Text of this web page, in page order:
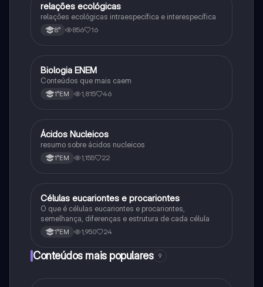
Biologia
relações ecológicas
relações ecológicas intraespecífica e interespecífica
8° 856 16
Ciência
Biologia ENEM
Conteúdos que mais caem
1°EM 1,815 46
Biologia
Ácidos Nucleicos
resumo sobre ácidos nucleicos
1°EM 1,155 22
Biologia
Células eucariontes e procariontes
O que é células eucariontes e procariontes,
semelhança, diferenças e estrutura de cada célula
1°EM 1,950 24
Conteúdos mais populares 9